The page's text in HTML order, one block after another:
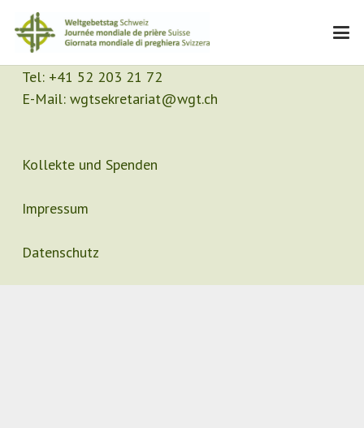
Kontakt
Sekretariat
Tel: +41 52 203 21 72
E-Mail: wgtsekretariat@wgt.ch
Kollekte und Spenden
Impressum
Datenschutz